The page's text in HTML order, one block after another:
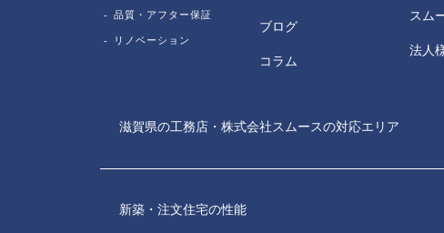
品質・アフター保証
リノベーション
ブログ
コラム
スム
法人
滋賀県の工務店・株式会社スムースの対応エリア
新築・注文住宅の性能